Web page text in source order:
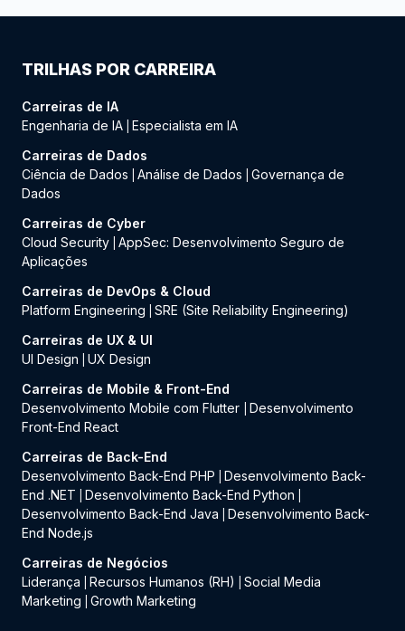
TRILHAS POR CARREIRA
Carreiras de IA
Engenharia de IA Especialista em IA
Carreiras de Dados
Ciência de Dados
Análise de Dados
Governança de
Dados
Carreiras de Cyber
Cloud Security AppSec: Desenvolvimento Seguro de
Aplicações
Carreiras de DevOps & Cloud
Platform Engineering
SRE (Site Reliability Engineering)
Carreiras de UX & UI
UI Design
UX Design
Carreiras de Mobile & Front-End
Desenvolvimento Mobile com Flutter
Desenvolvimento
Front-End React
Carreiras de Back-End
Desenvolvimento Back-End PHP
Desenvolvimento Back-
End .NET
Desenvolvimento Back-End Python
Desenvolvimento Back-End Java
Desenvolvimento Back-
End Node.js
Carreiras de Negócios
Liderança
Recursos Humanos (RH)
Social Media
Marketing
Growth Marketing